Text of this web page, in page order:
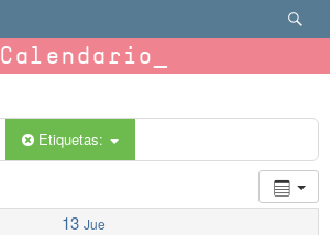
Calendario
Etiquetas:
13 Jue